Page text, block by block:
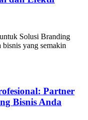
Solusi Branding
yang semakin
Partner
Bisnis Anda